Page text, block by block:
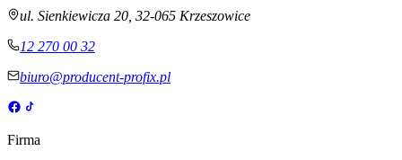
ul. Sienkiewicza 20 32-065 Krzeszowice
12 270 00 32
biuro@producent-profix.pl
Firma